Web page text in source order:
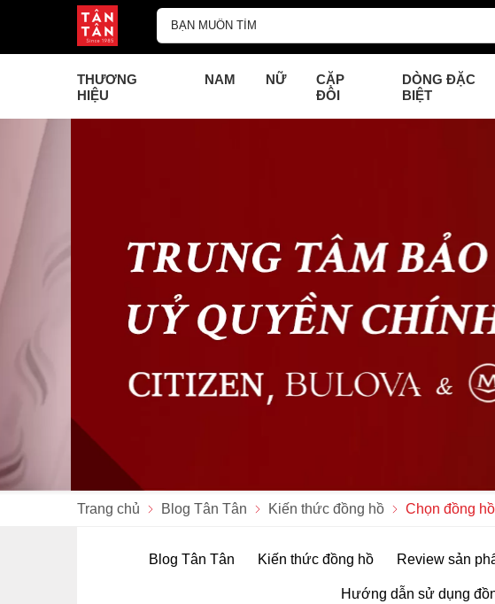
THƯƠNG
HIỆU
NAM NỮ
CẶP
ĐÔI
DÒNG ĐẶC
BIỆT
Trang chủ Blog Tân Tân Kiến thức đồng hồ Chọn đồng
Blog Tân Tân Kiến thức đồng hồ Review sản
Hướng dẫn sử dụng